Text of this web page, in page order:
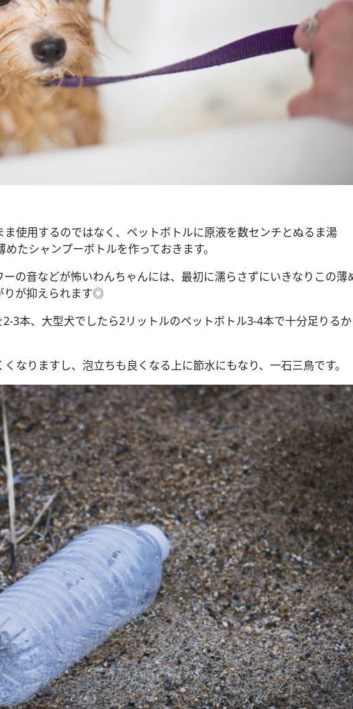
使用するのではなく、ペットボトルに原液を数センチとぬるま湯
たシャンプーボトルを作っておきます。
の音などが怖いわんちゃんには、最初に濡らさずにいきなりこの薄
りが抑えられます◎
3本、大型犬でしたら2リットルのペットボトル3-4本で十分足りるか
なりますし、泡立ちも良くなる上に節水にもなり、一石三鳥です。